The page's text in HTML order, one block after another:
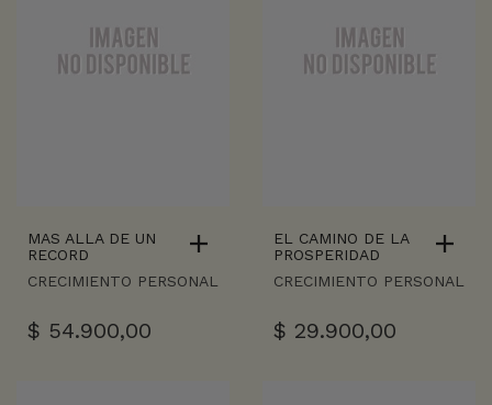
MAS ALLA DE UN
RECORD
CRECIMIENTO PERSONAL
$ 54.900,00
EL CAMINO DE LA
PROSPERIDAD
CRECIMIENTO PERSONAL
$ 29.900,00